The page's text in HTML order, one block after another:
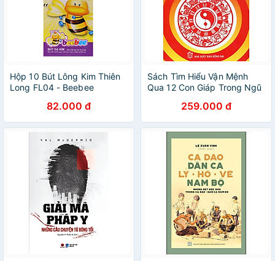
Hộp 10 Bút Lông Kim Thiên
Long FL04 - Beebee
82.000 đ
Sách Tìm Hiểu Vận Mệnh
Qua 12 Con Giáp Trong Ngũ
259.000 đ